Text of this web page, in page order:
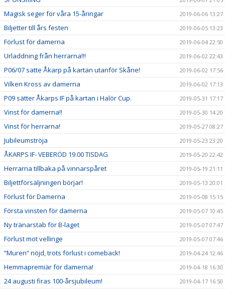
Magisk seger för våra 15-åringar 2019-06-06 13:27
Biljetter till års festen 2019-06-05 13:23
Förlust för damerna 2019-06-04 22:50
Urladdning från herrarna!!! 2019-06-02 22:43
P06/07 satte Åkarp på kartan utanför Skåne! 2019-06-02 17:56
Vilken Kross av damerna 2019-06-02 17:13
P09 sätter Åkarps IF på kartan i Halör Cup. 2019-05-31 17:17
Vinst för damerna!! 2019-05-30 14:20
Vinst för herrarna! 2019-05-27 08:27
Jubileumströja 2019-05-23 23:20
ÅKARPS IF- VEBERÖD 19.00 TISDAG 2019-05-20 22:42
Herrarna tillbaka på vinnarspåret 2019-05-19 21:11
Biljettförsäljningen börjar! 2019-05-13 20:01
Förlust för Damerna 2019-05-08 15:15
Första vinsten för damerna 2019-05-07 10:45
Ny tränarstab för B-laget 2019-05-07 07:47
Förlust mot vellinge 2019-05-07 07:46
”Muren” nöjd, trots förlust i comeback! 2019-04-24 12:46
Hemmapremiär för damerna! 2019-04-18 16:30
24 augusti firas 100-årsjubileum! 2019-04-17 16:50